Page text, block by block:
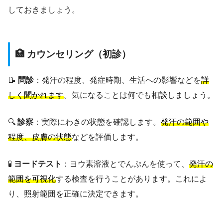
しておきましょう。
🏥 カウンセリング（初診）
📝 問診：発汗の程度、発症時期、生活への影響などを詳
しく聞かれます。気になることは何でも相談しましょう。
🔍 診察 ：実際にわきの状態を確認します。 発汗の範囲や
程度、皮膚の状態などを評価します。
🧪 ヨードテスト ：ヨウ素溶液とでんぷんを使って、 発汗の
範囲を可視化する検査を行うことがあります。これによ
り、照射範囲を正確に決定できます。